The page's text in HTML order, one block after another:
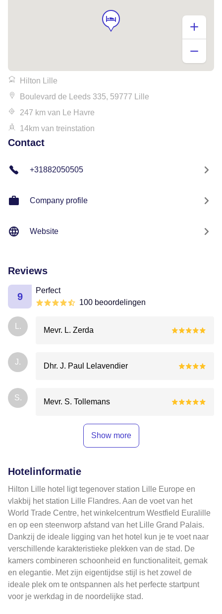
Hilton Lille
Boulevard de Leeds 335, 59777 Lille
247 km van Le Havre
14km van treinstation
Contact
+31882050505
Company profile
Website
Reviews
9
Perfect
100 beoordelingen
L. Mevr. L. Zerda
J. Dhr. J. Paul Lelavendier
S. Mevr. S. Tollemans
Show more
Hotelinformatie
Hilton Lille hotel ligt tegenover station Lille Europe en
vlakbij het station Lille Flandres. Aan de voet van het
World Trade Centre, het winkelcentrum Westfield Euralille
en op een steenworp afstand van het Lille Grand Palais.
Dankzij de ideale ligging van het hotel kun je te voet naar
verschillende karakteristieke plekken van de stad. De
kamers combineren schoonheid en functionaliteit, gemak
en elegantie. Met zijn eigentijdse stijl is het zowel de
ideale plek om te ontspannen als het perfecte startpunt
voor je werkdag in de noordelijke stad.